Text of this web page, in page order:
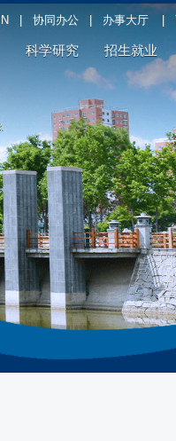
协同办公 办事大厅
科学研究 招生就业